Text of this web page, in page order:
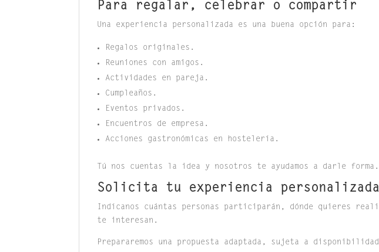
Para regalar, celebrar o compartir
Una experiencia personalizada es una buena opción para:
Regalos originales.
Reuniones con amigos.
Actividades en pareja.
Cumpleaños.
Eventos privados.
Encuentros de empresa.
Acciones gastronómicas en hostelería.
Tú nos cuentas la idea y nosotros te ayudamos a darle forma.
Solicita tu experiencia personalizada
Indícanos cuántas personas participarán, dónde quieres
te interesan.
Prepararemos una propuesta adaptada, sujeta a